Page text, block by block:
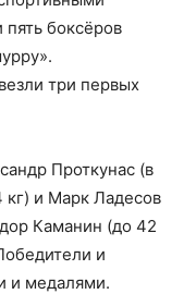
боксёров
три первых
Проткунас (в
кг) и Марк Ладесов
Каманин (до 42
и
и медалями.